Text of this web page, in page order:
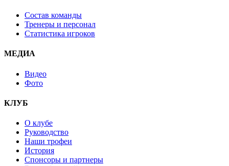
Состав команды
Тренеры и персонал
Статистика игроков
МЕДИА
Видео
Фото
КЛУБ
О клубе
Руководство
Наши трофеи
История
Спонсоры и партнеры